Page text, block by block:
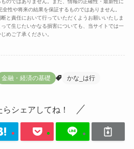
のではありません。また、情報の正確性・最新性に
性や将来の結果を保証するものではありません。
と責任において行っていただくようお願いいたしま
て生じたいかなる損害についても、当サイトでは一
めご了承ください。
金融・経済の基礎 かな_は行
らシェアしてね！